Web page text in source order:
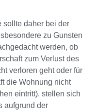
sollte daher bei der
zu Gunsten
werden, ob
zum Verlust des
verloren geht oder für
die Wohnung nicht
eintritt), stellen sich
aufgrund der